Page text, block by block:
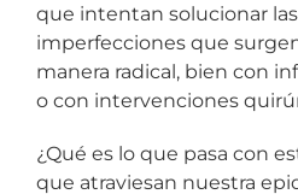
que intentan solucionar
imperfecciones que
manera radical, bien con
o con intervenciones
¿Qué es lo que pasa con
que atraviesan nuestra